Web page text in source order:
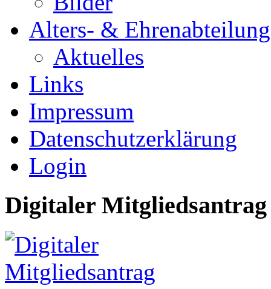
Alters- & Ehrenabteilung
Aktuelles
Links
Impressum
Datenschutzerklärung
Login
Digitaler Mitgliedsantrag